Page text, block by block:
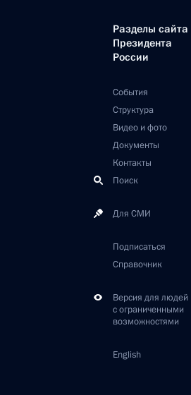
Разделы сайта
Президента
России
События
Структура
Видео и фото
Документы
Контакты
Поиск
Для СМИ
Подписаться
Справочник
Версия для людей
с ограниченными
возможностями
English